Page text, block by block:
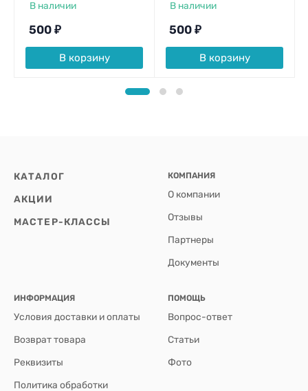
В наличии
500 ₽
В корзину
В наличии
500 ₽
В корзину
КАТАЛОГ
АКЦИИ
МАСТЕР-КЛАССЫ
КОМПАНИЯ
О компании
Отзывы
Партнеры
Документы
ИНФОРМАЦИЯ
Условия доставки и оплаты
Возврат товара
Реквизиты
Политика обработки
ПОМОЩЬ
Вопрос-ответ
Статьи
Фото